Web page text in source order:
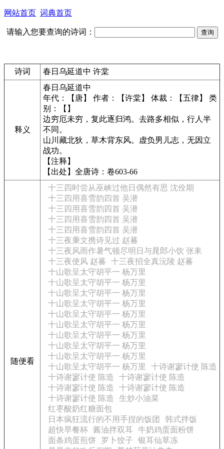
网站首页 词典首页
请输入您要查询的诗词：
诗词 春日乌延道中 许棠
释义
春日乌延道中
年代：【唐】 作者：【许棠】 体裁：【五律】 类
别：【】
边穷厄未穷，复此逐归鸿。去路多相似，行人半
不同。
山川藏北狄，草木背东风。虚负男儿志，无因立
战功。
【注释】
【出处】全唐诗：卷603-66
随便看
十三四时尝从巫峡过他日偶然有思 沈佺期
十三四用喜雪韵四首 吴潜
十三四用喜雪韵四首 吴潜
十三四用喜雪韵四首 吴潜
十三四用喜雪韵四首 吴潜
十三夜秉文携诗见过 赵蕃
十三夜风雨作暑气顿尽明日与晁郎小饮 张耒
十三夜使风 赵蕃
十三夜招全真沅陵 赵蕃
十山歌呈太守胡平一 杨万里
十山歌呈太守胡平一 杨万里
十山歌呈太守胡平一 杨万里
十山歌呈太守胡平一 杨万里
十山歌呈太守胡平一 杨万里
十山歌呈太守胡平一 杨万里
十山歌呈太守胡平一 杨万里
十山歌呈太守胡平一 杨万里
十山歌呈太守胡平一 杨万里
十山歌呈太守胡平一 杨万里
十诗谢寥计使 陈造
十诗谢寥计使 陈造
十诗谢寥计使 陈造
十诗谢寥计使 陈造
十诗谢寥计使 陈造
十诗谢寥计使 陈造
生炒小油菜
红枣酸奶红糖面包
日本疯狂流行的不用手捏的饭团
韩式拌饭
超快早餐杯 酱油拌双耳
牛奶鸡蛋面粉饼
面条鸡蛋煎饼
罗卜饺子
银耳仙草冻